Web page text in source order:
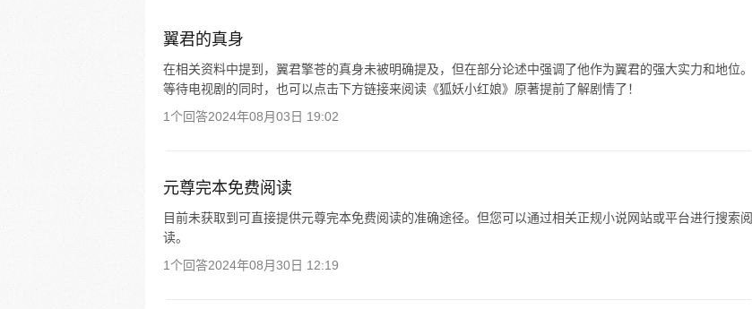
翼君的真身
在相关资料中提到，翼君擎苍的真身未被明确提及，但在部分论述中强调了他作为翼君的强大实力和地位。
等待电视剧的同时，也可以点击下方链接来阅读《狐妖小红娘》原著提前了解剧情了！
1个回答2024年08月03日 19:02
元尊完本免费阅读
目前未获取到可直接提供元尊完本免费阅读的准确途径。但您可以通过相关正规小说网站或平台进行搜索阅
读。
1个回答2024年08月30日 12:19